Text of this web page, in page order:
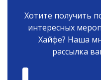
Хотите получить
интересных
Хайфе? Наша
рассылка